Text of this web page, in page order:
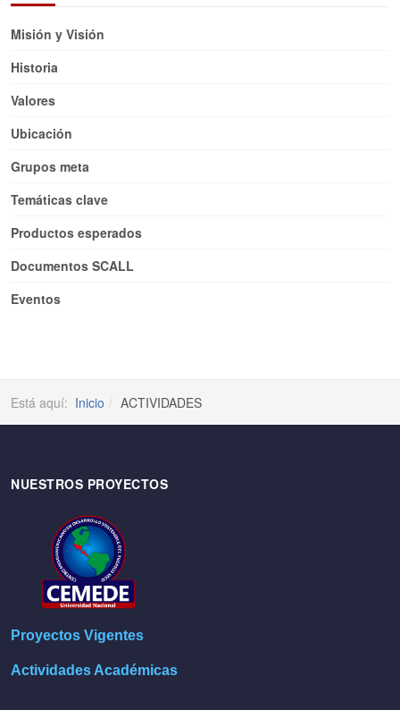
Misión y Visión
Historia
Valores
Ubicación
Grupos meta
Temáticas clave
Productos esperados
Documentos SCALL
Eventos
Está aquí: Inicio ACTIVIDADES
NUESTROS PROYECTOS
Proyectos Vigentes
Actividades Académicas